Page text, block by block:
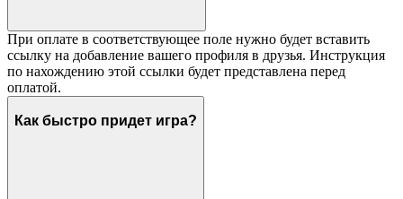
При оплате в соответствующее поле нужно будет вставить
ссылку на добавление вашего профиля в друзья. Инструкция
по нахождению этой ссылки будет представлена перед
оплатой.
Как быстро придет игра?